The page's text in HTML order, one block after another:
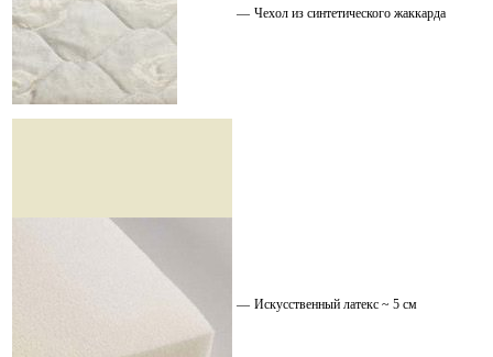
— Чехол из синтетического жаккарда
— Искусственный латекс ~ 5 см